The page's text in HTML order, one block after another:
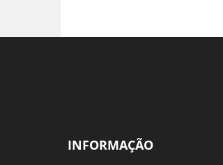
INFORMAÇÃO